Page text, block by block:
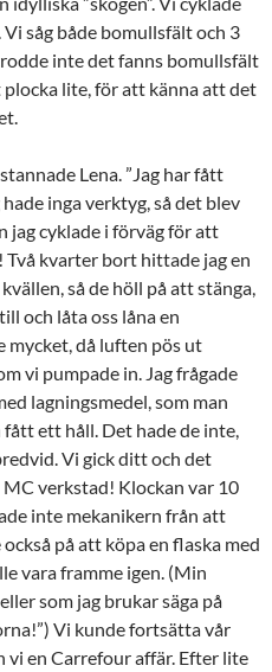
såg både bomullsfält och 3
inte det fanns bomullsfält
plocka lite, för att känna att det
Lena. ”Jag har fått
inga verktyg, så det blev
jag cyklade i förväg för att
kvarter bort hittade jag en
så de höll på att stänga,
och låta oss låna en
då luften pös ut
vi pumpade in. Jag frågade
lagningsmedel, som man
ett håll. Det hade de inte,
Vi gick ditt och det
verkstad! Klockan var 10
inte mekanikern från att
på att köpa en flaska med
vara framme igen. (Min
som jag brukar säga på
Vi kunde fortsätta vår
en Carrefour affär. Efter lite